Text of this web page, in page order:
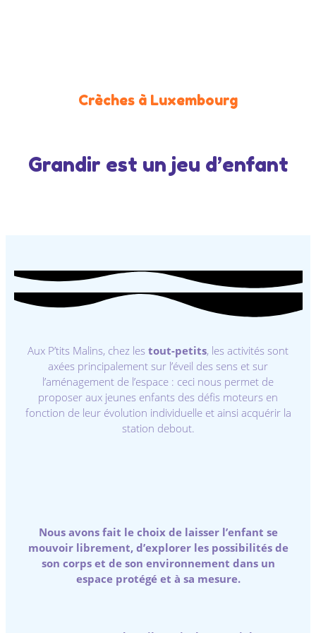
Crèches à Luxembourg
Grandir est un jeu d’enfant
Aux P’tits Malins, chez les tout-petits, les activités sont
axées principalement sur l’éveil des sens et sur
l’aménagement de l’espace : ceci nous permet de
proposer aux jeunes enfants des défis moteurs en
fonction de leur évolution individuelle et ainsi acquérir la
station debout.
Nous avons fait le choix de laisser l’enfant se
mouvoir librement, d’explorer les possibilités de
son corps et de son environnement dans un
espace protégé et à sa mesure.